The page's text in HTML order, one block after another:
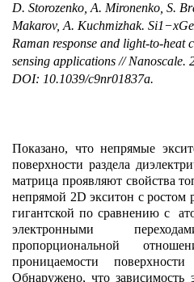
D. Storozenko, A. Mironenko, S.
Makarov, A. Kuchmizhak.
Raman response and light-to-heat
sensing applications // Nanoscale.
DOI: 10.1039/c9nr01837a.
Показано, что непрямые
поверхности раздела
матрица проявляют свойства
непрямой 2D экситон с
гигантской по сравнению с
электронными
пропорциональной
проницаемости
Обнаружено, что зависимость